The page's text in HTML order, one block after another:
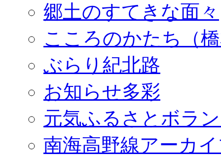
郷土のすてきな面々
こころのかたち（
ぶらり紀北路
お知らせ多彩
元気ふるさとボラ
南海高野線アーカ